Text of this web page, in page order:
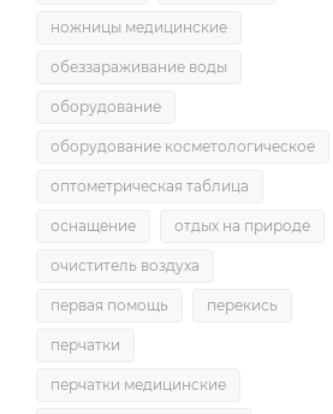
ножницы медицинские
обеззараживание воды
оборудование
оборудование косметологическое
оптометрическая таблица
оснащение отдых на природе
очиститель воздуха
первая помощь перекись
перчатки
перчатки медицинские